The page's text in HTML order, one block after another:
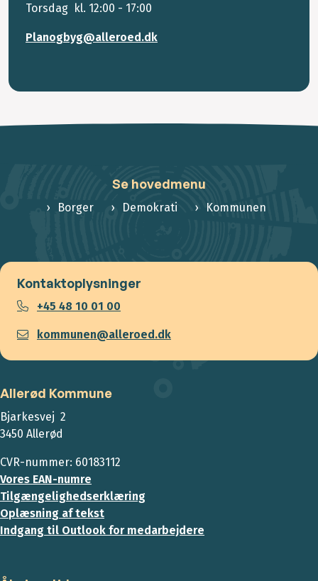
Torsdag kl. 12:00 - 17:00
Planogbyg@alleroed.dk
Se hovedmenu
Borger Demokrati Kommunen
Kontaktoplysninger
+45 48 10 01 00
kommunen@alleroed.dk
Allerød Kommune
Bjarkesvej 2
3450 Allerød
CVR-nummer: 60183112
Vores EAN-numre
Tilgængelighedserklæring
Oplæsning af tekst
Indgang til Outlook for medarbejdere